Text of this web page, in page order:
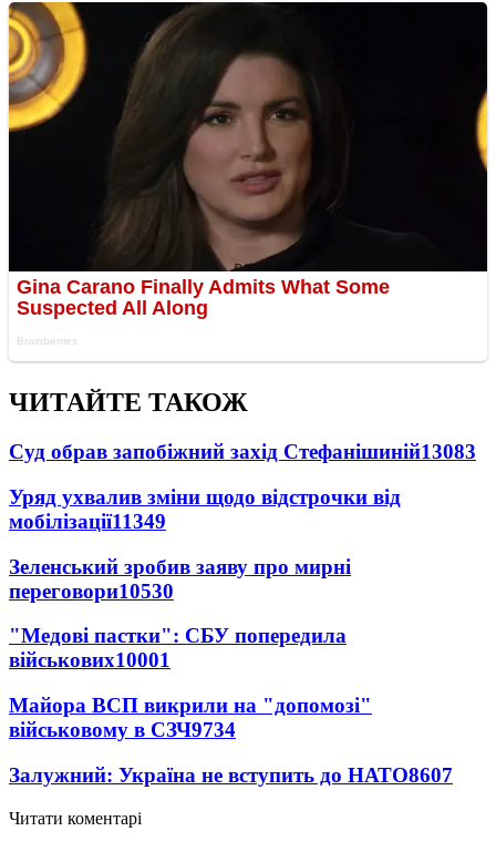
ЧИТАЙТЕ ТАКОЖ
Суд обрав запобіжний захід Стефанішиній13083
Уряд ухвалив зміни щодо відстрочки від
мобілізації11349
Зеленський зробив заяву про мирні
переговори10530
"Медові пастки": СБУ попередила
військових10001
Майора ВСП викрили на "допомозі"
військовому в СЗЧ9734
Залужний: Україна не вступить до НАТО8607
Читати коментарі